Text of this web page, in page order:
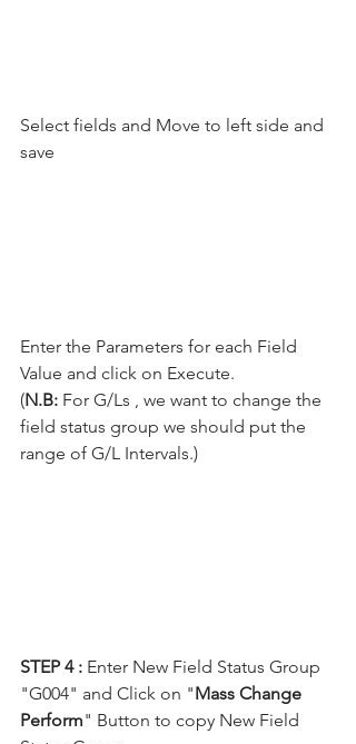
Select fields and Move to left side and
save
Enter the Parameters for each Field
Value and click on Execute.
(N.B: For G/Ls , we want to change the
field status group we should put the
range of G/L Intervals.)
STEP 4 : Enter New Field Status Group
"G004" and Click on "Mass Change
Perform" Button to copy New Field